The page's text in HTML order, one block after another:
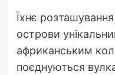
Їхнє
острови
африканським
поєднуються